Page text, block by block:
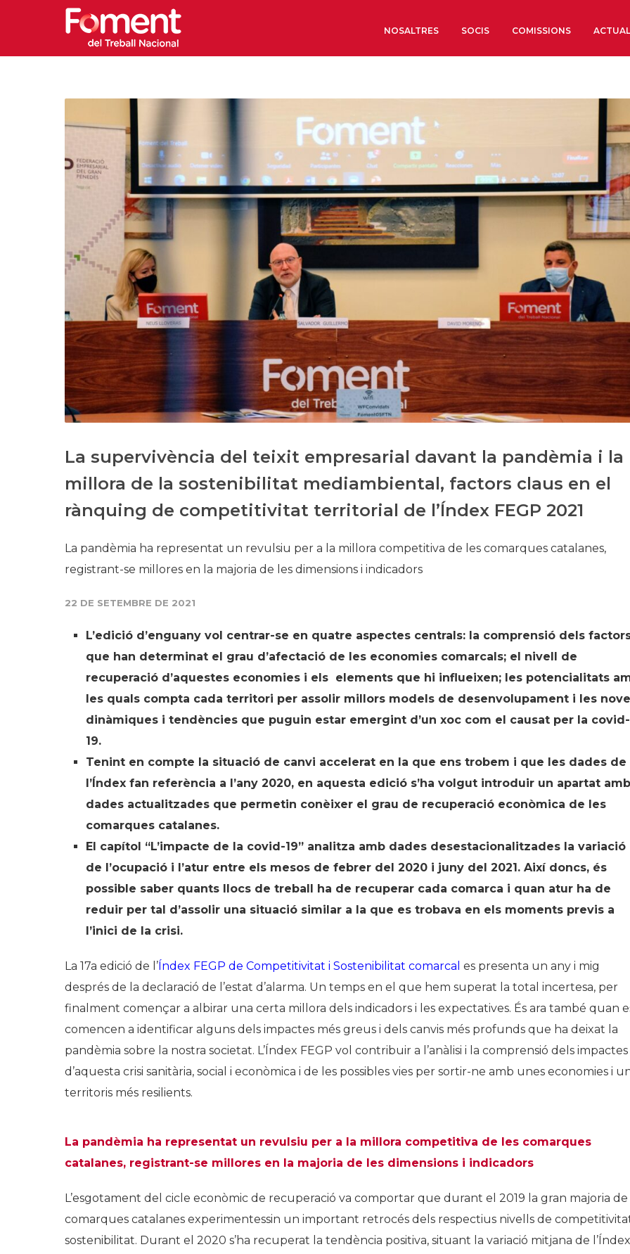
NOSALTRES
Estructura Executiva
Institut d’Estudis
Societat Barcelonesa
Econòmics i Socials
Organitzacions
Organitzacions
Coneix més
Història
Galeria de Presidents
Biblioteca Arxiu
Seu Social
SOCIS COMISSIONS
La supervivència del teixit empresarial davant la pandèmia i la
millora de la sostenibilitat mediambiental, factors claus en el
rànquing de competitivitat territorial de l’Índex FEGP 2021
La pandèmia ha representat un revulsiu per a la millora competitiva de les comarques catalanes,
registrant-se millores en la majoria de les dimensions i indicadors
22 DE SETEMBRE DE 2021
L’edició d’enguany vol centrar-se en quatre aspectes centrals: la comprensió dels
que han determinat el grau d’afectació de les economies comarcals; el nivell de
recuperació d’aquestes economies i els elements que hi influeixen; les potencialitats
les quals compta cada territori per assolir millors models de desenvolupament i les
dinàmiques i tendències que puguin estar emergint d’un xoc com el causat per la covid-
19.
Tenint en compte la situació de canvi accelerat en la que ens trobem i que les dades de
l’Índex fan referència a l’any 2020, en aquesta edició s’ha volgut introduir un apartat amb
dades actualitzades que permetin conèixer el grau de recuperació econòmica de les
comarques catalanes.
El capítol “L’impacte de la covid-19” analitza amb dades desestacionalitzades la variació
de l’ocupació i l’atur entre els mesos de febrer del 2020 i juny del 2021. Així doncs, és
possible saber quants llocs de treball ha de recuperar cada comarca i quan atur ha de
reduir per tal d’assolir una situació similar a la que es trobava en els moments previs a
l’inici de la crisi.
La 17a edició de l’Índex FEGP de Competitivitat i Sostenibilitat comarcal es presenta un any i mig
després de la declaració de l’estat d’alarma. Un temps en el que hem superat la total incertesa, per
finalment començar a albirar una certa millora dels indicadors i les expectatives. És ara també quan
comencen a identificar alguns dels impactes més greus i dels canvis més profunds que ha deixat la
pandèmia sobre la nostra societat. L’Índex FEGP vol contribuir a l’anàlisi i la comprensió dels impactes
d’aquesta crisi sanitària, social i econòmica i de les possibles vies per sortir-ne amb unes economies i
territoris més resilients.
La pandèmia ha representat un revulsiu per a la millora competitiva de les comarques
catalanes, registrant-se millores en la majoria de les dimensions i indicadors
L’esgotament del cicle econòmic de recuperació va comportar que durant el 2019 la gran majoria de
comarques catalanes experimentessin un important retrocés dels respectius nivells de
sostenibilitat. Durant el 2020 s’ha recuperat la tendència positiva, situant la variació mitjana de l’Índex